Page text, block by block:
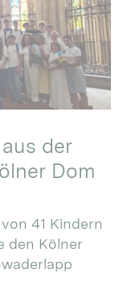
der
Dom
41 Kindern
den Kölner